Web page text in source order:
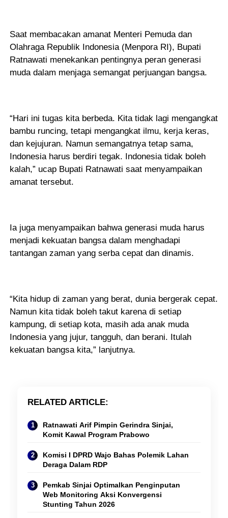
Saat membacakan amanat Menteri Pemuda dan
Olahraga Republik Indonesia (Menpora RI), Bupati
Ratnawati menekankan pentingnya peran generasi
muda dalam menjaga semangat perjuangan bangsa.
“Hari ini tugas kita berbeda. Kita tidak lagi mengangkat
bambu runcing, tetapi mengangkat ilmu, kerja keras,
dan kejujuran. Namun semangatnya tetap sama,
Indonesia harus berdiri tegak. Indonesia tidak boleh
kalah,” ucap Bupati Ratnawati saat menyampaikan
amanat tersebut.
Ia juga menyampaikan bahwa generasi muda harus
menjadi kekuatan bangsa dalam menghadapi
tantangan zaman yang serba cepat dan dinamis.
“Kita hidup di zaman yang berat, dunia bergerak cepat.
Namun kita tidak boleh takut karena di setiap
kampung, di setiap kota, masih ada anak muda
Indonesia yang jujur, tangguh, dan berani. Itulah
kekuatan bangsa kita,” lanjutnya.
RELATED ARTICLE
Ratnawati Arif Pimpin Gerindra Sinjai,
Komit Kawal Program Prabowo
Komisi I DPRD Wajo Bahas Polemik Lahan
Deraga Dalam RDP
Pemkab Sinjai Optimalkan Penginputan
Web Monitoring Aksi Konvergensi
Stunting Tahun 2026